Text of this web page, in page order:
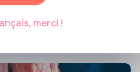
janvier 2024
merci !